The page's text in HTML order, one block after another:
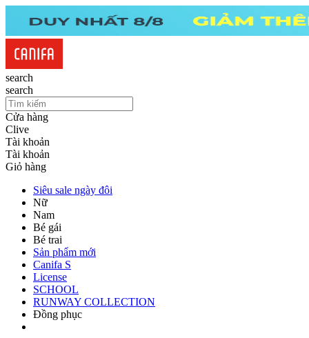
search
search
Cửa hàng
Clive
Tài khoản
Tài khoản
Giỏ hàng
Siêu sale ngày đôi
Nữ
Nam
Bé gái
Bé trai
Sản phẩm mới
Canifa S
License
SCHOOL
RUNWAY COLLECTION
Đồng phục